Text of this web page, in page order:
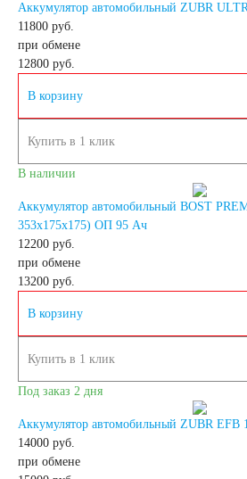
180 А/ч
190 А/ч
192 А/ч
200 А/ч
225 А/ч
Аккумулятор автомобильный ZUBR
11800 руб.
при обмене
12800 руб.
В корзину
Купить в 1 клик
В наличии
Аккумулятор автомобильный BOST
353x175x175) ОП 95 Ач
12200 руб.
при обмене
13200 руб.
В корзину
Купить в 1 клик
Под заказ 2 дня
Аккумулятор автомобильный ZUBR
14000 руб.
при обмене